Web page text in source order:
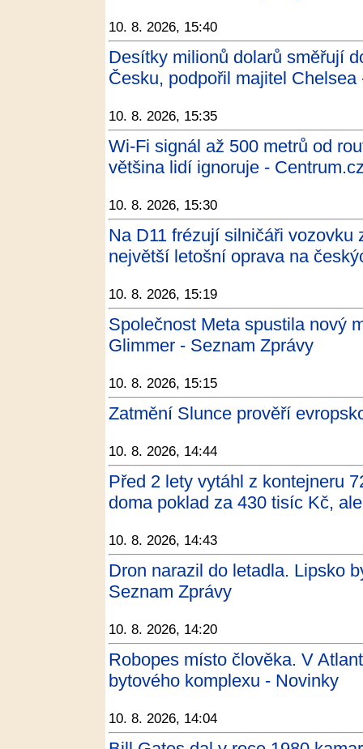
10. 8. 2026, 15:40
Desítky milionů dolarů směřují
Česku, podpořil majitel Chelsea
10. 8. 2026, 15:35
Wi-Fi signál až 500 metrů od
většina lidí ignoruje -
10. 8. 2026, 15:30
Na D11 frézují silničáři vozovku
největší letošní oprava na
10. 8. 2026, 15:19
Společnost Meta spustila nový
Glimmer - Seznam Zprávy
10. 8. 2026, 15:15
Zatmění Slunce prověří
10. 8. 2026, 14:44
Před 2 lety vytáhl z kontejneru
doma poklad za 430 tisíc Kč,
10. 8. 2026, 14:43
Dron narazil do letadla. Lipsko
Seznam Zprávy
10. 8. 2026, 14:20
Robopes místo člověka. V
bytového komplexu - Novinky
10. 8. 2026, 14:04